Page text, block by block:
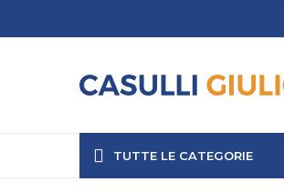
TUTTE LE CATEGORIE